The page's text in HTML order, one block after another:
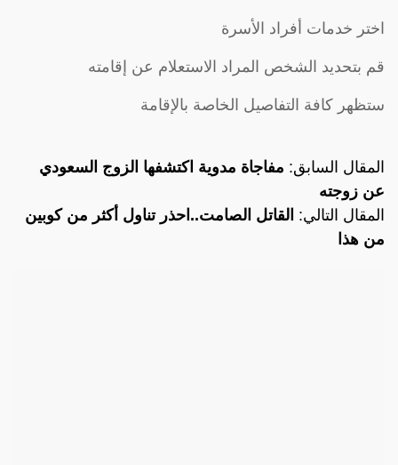
اختر خدمات أفراد الأسرة
قم بتحديد الشخص المراد الاستعلام عن إقامته
ستظهر كافة التفاصيل الخاصة بالإقامة
المقال السابق: مفاجاة مدوية اكتشفها الزوج السعودي
عن زوجته
المقال التالي: القاتل الصامت..احذر تناول أكثر من كوبين
من هذا